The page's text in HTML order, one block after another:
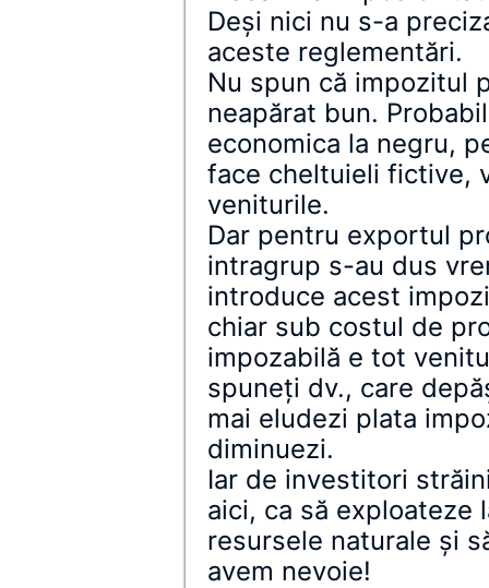
Deşi nici nu s-a
aceste reglementări.
Nu spun că impozitul
neapărat bun.
economica la negru,
face cheltuieli fictive,
veniturile.
Dar pentru exportul
intragrup s-au dus
introduce acest
chiar sub costul de
impozabilă e tot
spuneţi dv., care
mai eludezi plata
diminuezi.
Iar de investitori
aici, ca să exploateze
resursele naturale şi
avem nevoie!